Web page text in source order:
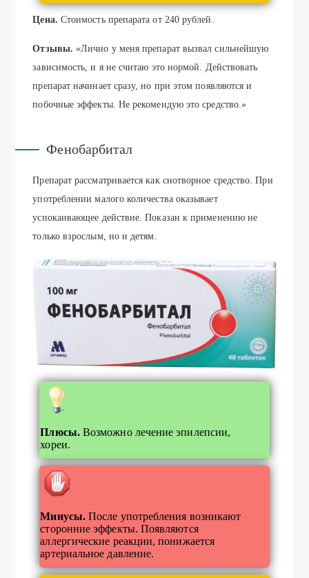
Цена. Стоимость препарата от 240 рублей.
Отзывы.«Лично у меня препарат вызвал сильнейшую
зависимость, и я не считаю это нормой. Действовать
препарат начинает сразу, но при этом появляются и
побочные эффекты. Не рекомендую это средство.»
Фенобарбитал
Препарат рассматривается как снотворное средство. При
употреблении малого количества оказывает
успокаивающее действие. Показан к применению не
только взрослым, но и детям.
Плюсы. Возможно лечение эпилепсии,
хореи.
Минусы.После употребления возникают
сторонние эффекты. Появляются
аллергические реакции, понижается
артериальное давление.